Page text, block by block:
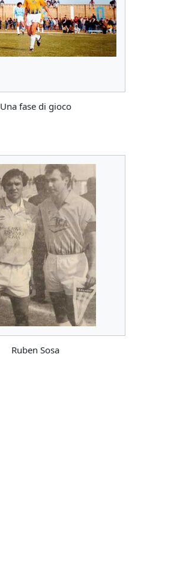
Una fase di gioco
Ruben Sosa